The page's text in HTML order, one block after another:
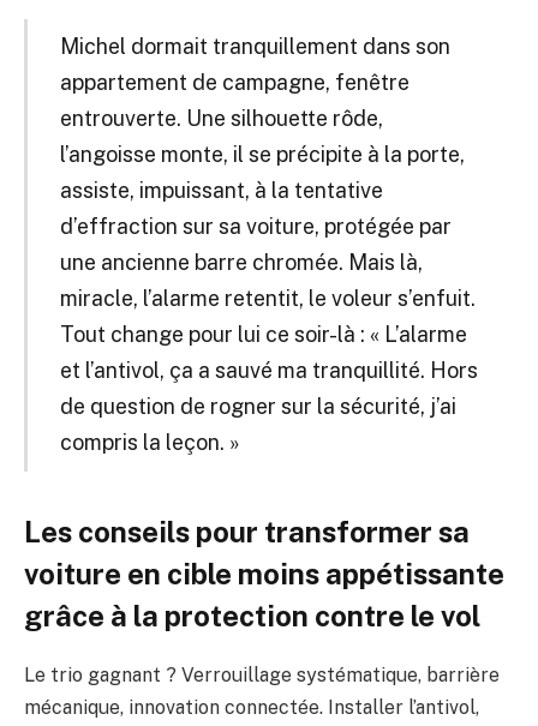
Michel dormait tranquillement dans son
appartement de campagne, fenêtre
entrouverte. Une silhouette rôde,
l’angoisse monte, il se précipite à la porte,
assiste, impuissant, à la tentative
d’effraction sur sa voiture, protégée par
une ancienne barre chromée. Mais là,
miracle, l’alarme retentit, le voleur s’enfuit.
Tout change pour lui ce soir-là : « L’alarme
et l’antivol, ça a sauvé ma tranquillité. Hors
de question de rogner sur la sécurité, j’ai
compris la leçon. »
Les conseils pour transformer sa
voiture en cible moins appétissante
grâce à la protection contre le vol
Le trio gagnant ? Verrouillage systématique, barrière
mécanique, innovation connectée. Installer l’antivol,